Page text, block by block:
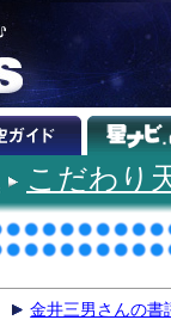
こだわり
金井三男さんの書